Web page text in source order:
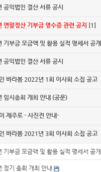
공익법인 결산 서류 공시
연말정산 기부금 영수증 관련 공지 [1]
기부금 모금액 및 활용 실적 명세서 공개
공익법인 결산 서류 공시
바라봄 2022년 1회 이사회 소집 공고
임시총회 개최 안내 (공문)
제주로 - 사진전 안내-
바라봄 2021년 3회 이사회 소집 공고
기부금 모금액 및 활용 실적 명세서 공개
정기 총회 개최 안내